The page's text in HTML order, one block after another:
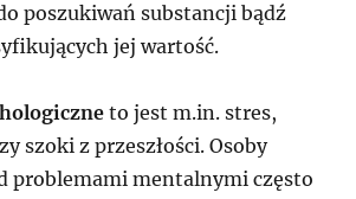
poszukiwań substancji bądź
jej wartość.
to jest m.in. stres,
szoki z przeszłości. Osoby
problemami mentalnymi często